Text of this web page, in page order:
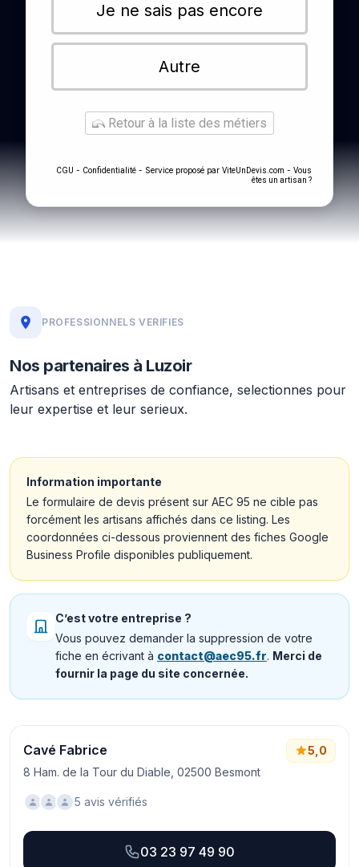
Je ne sais pas encore
Autre
Retour à la liste des métiers
CGU - Confidentialité - Service proposé par ViteUnDevis.com - Vous
êtes un artisan ?
PROFESSIONNELS VERIFIES
Nos partenaires à Luzoir
Artisans et entreprises de confiance, selectionnes pour
leur expertise et leur serieux.
Information importante
Le formulaire de devis présent sur AEC 95 ne cible pas
forcément les artisans affichés dans ce listing. Les
coordonnées ci-dessous proviennent des fiches Google
Business Profile disponibles publiquement.
C’est votre entreprise ?
Vous pouvez demander la suppression de votre
fiche en écrivant à contact@aec95.fr. Merci de
fournir la page du site concernée.
Cavé Fabrice
8 Ham. de la Tour du Diable, 02500 Besmont
5,0
5 avis vérifiés
03 23 97 49 90